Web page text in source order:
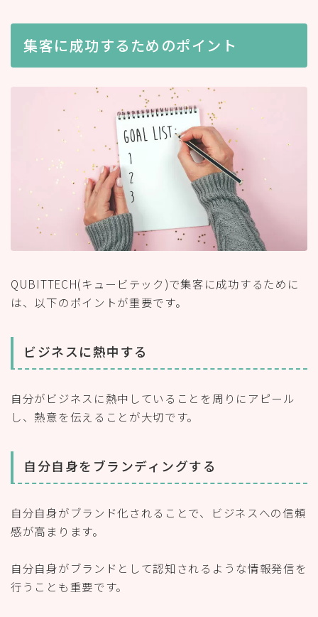
集客に成功するためのポイント
QUBITTECH(キュービテック)で集客に成功するために
は、以下のポイントが重要です。
ビジネスに熱中する
自分がビジネスに熱中していることを周りにアピール
し、熱意を伝えることが大切です。
自分自身をブランディングする
自分自身がブランド化されることで、ビジネスへの信頼
感が高まります。
自分自身がブランドとして認知されるような情報発信を
行うことも重要です。